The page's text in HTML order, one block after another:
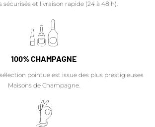
sécurisés et livraison rapide (24 à 48 h).
100% CHAMPAGNE
pointue est issue des plus prestigieuses
Maisons de Champagne.